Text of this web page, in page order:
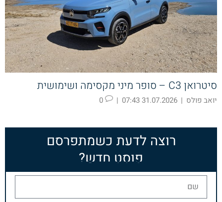
סיטרואן C3 – סופר מיני מקסימה ושימושית
יואב פולס |
31.07.2026 07:43
|
רוצה לדעת כשמתפרסם
פוסט חדש?